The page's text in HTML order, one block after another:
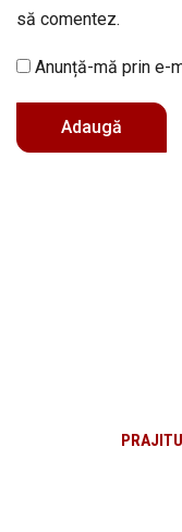
să comentez.
Anunță-mă prin e-